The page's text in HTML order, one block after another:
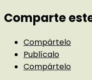
Comparte
Compártelo
Publícalo
Compártelo